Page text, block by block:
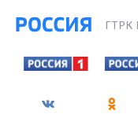
ГТРК